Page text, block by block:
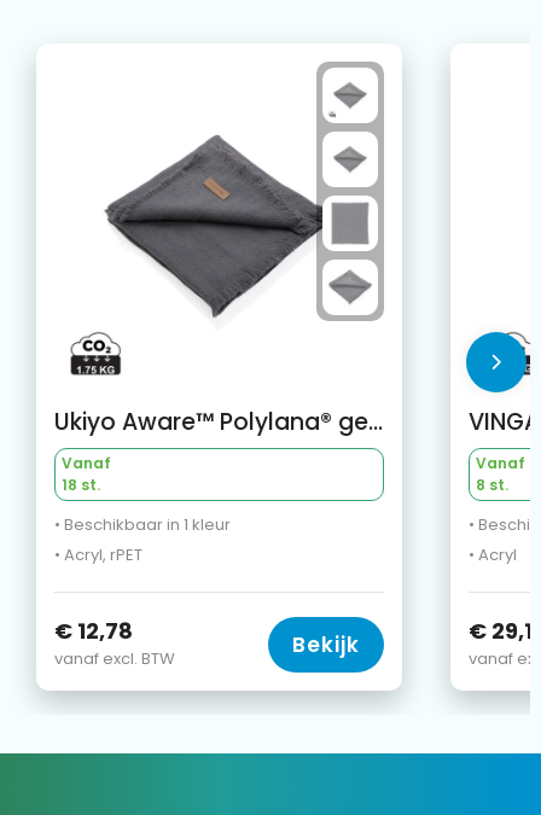
Ukiyo Aware™ Polylana® geweven deken 130x150cm
Vanaf
18 st.
• Beschikbaar in 1 kleur
• Acryl, rPET
€ 12,78
vanaf excl. BTW Bekijk
Vanaf
8 st.
•
• Acryl
€
vanaf